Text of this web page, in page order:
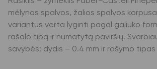
mėlynos spalvos, žalios spalvos
variantus verta lyginti pagal galiuko
rašalo tipą ir numatytą paviršių.
savybės: dydis – 0.4 mm ir rašymo tipas